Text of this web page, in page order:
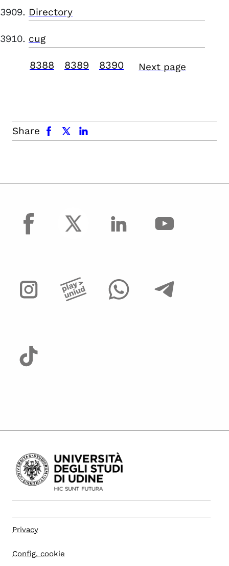
Directory
cug
8388 8389 8390 Next page
Share
facebook x.com linkedin
facebook
Privacy
Config. cookie